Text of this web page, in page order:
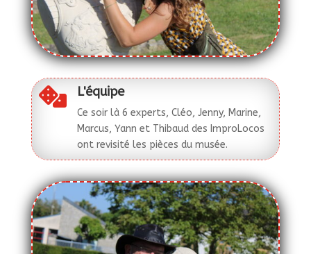
 L'équipe
Ce soir là 6 experts, Cléo, Jenny, Marine,
Marcus, Yann et Thibaud des ImproLocos
ont revisité les pièces du musée.